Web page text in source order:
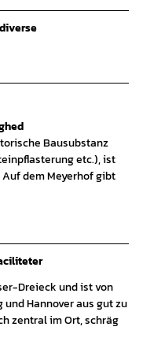
Bausubstanz
etc.), ist
dem Meyerhof gibt
Dreieck und ist von
Hannover aus gut zu
zentral im Ort, schräg